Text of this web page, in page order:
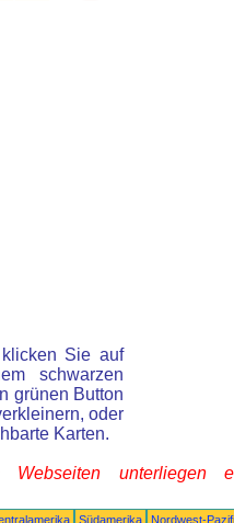
Sie auf
schwarzen
grünen Button
oder
Karten.
Webseiten unterliegen
Südamerika
Nordwest-